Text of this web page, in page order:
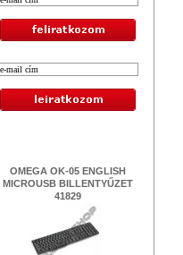
OMEGA OK-05 ENGLISH
MICROUSB BILLENTYŰZET
41829